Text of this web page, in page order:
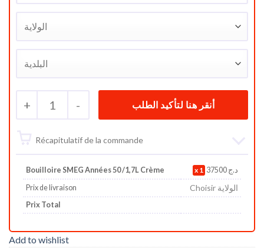
+ 1 -
Récapitulatif de la commande
Bouilloire SMEG Années 50 /1,7L Crème 1 37500 د.ج
Prix de livraison
Choisir الولاية
Prix Total
Add to wishlist